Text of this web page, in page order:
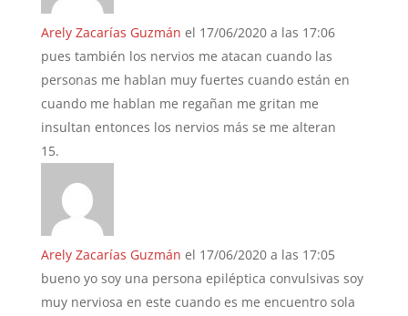
Arely Zacarías Guzmán el 17/06/2020 a las 17:06
pues también los nervios me atacan cuando las
personas me hablan muy fuertes cuando están en
cuando me hablan me regañan me gritan me
insultan entonces los nervios más se me alteran
Arely Zacarías Guzmán el 17/06/2020 a las 17:05
bueno yo soy una persona epiléptica convulsivas soy
muy nerviosa en este cuando es me encuentro sola